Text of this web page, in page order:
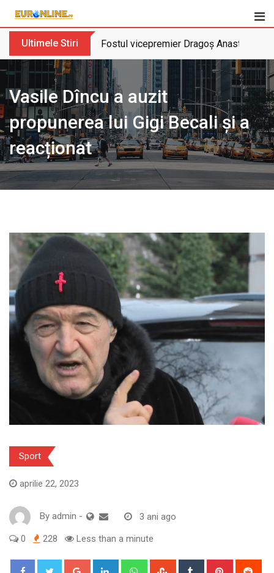
Ultimele Stiri Fostul vicepremier Dragoș Anastasiu
Vasile Dîncu a auzit
propunerea lui Gigi Becali și a
reacționat
Sport
aprilie 22, 2023
By admin - 3 ani ago
0 228 Less than a minute
Google+ LinkedIn WhatsappStumbleUpon
Tumblr Pinterest